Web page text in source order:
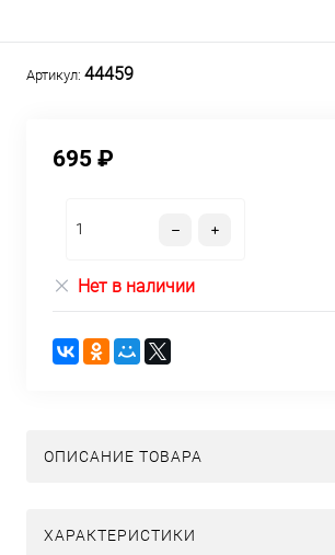
Артикул: 44459
695 ₽
Нет в наличии
ОПИСАНИЕ ТОВАРА
ХАРАКТЕРИСТИКИ